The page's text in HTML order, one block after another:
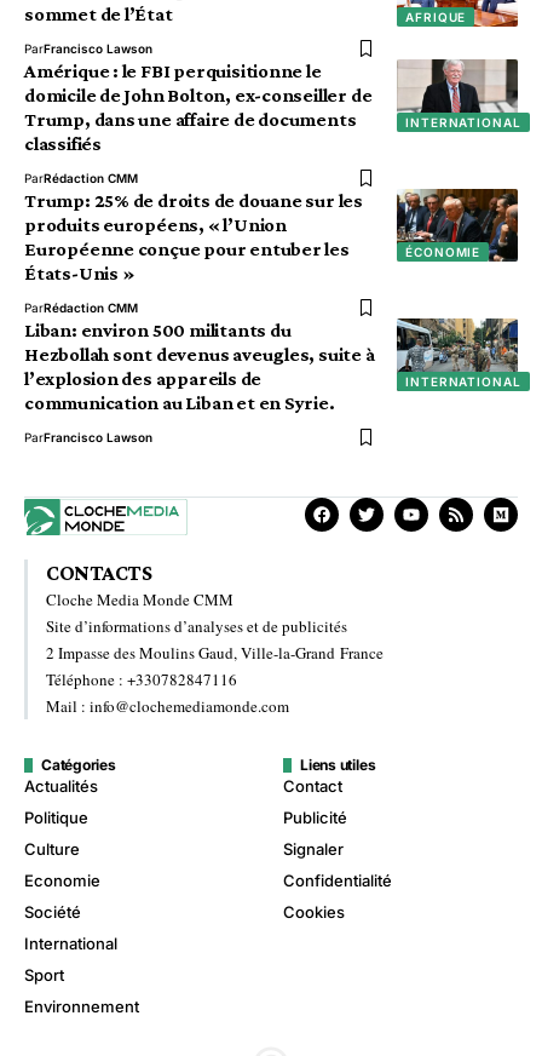
AFRIQUE
sommet de l’État
ParFrancisco Lawson
INTERNATIONAL
Amérique : le FBI perquisitionne le
domicile de John Bolton, ex-conseiller de
Trump, dans une affaire de documents
classifiés
ParRédaction CMM
ÉCONOMIE
Trump: 25% de droits de douane sur les
produits européens, « l’Union
Européenne conçue pour entuber les
États-Unis »
ParRédaction CMM
INTERNATIONAL
Liban: environ 500 militants du
Hezbollah sont devenus aveugles, suite à
l’explosion des appareils de
communication au Liban et en Syrie.
ParFrancisco Lawson
CONTACTS
Cloche Media Monde CMM
Site d’informations d’analyses et de publicités
2 Impasse des Moulins Gaud, Ville-la-Grand France
Téléphone : +330782847116
Mail : info@clochemediamonde.com
Catégories
Actualités
Politique
Culture
Economie
Société
International
Sport
Environnement
Liens utiles
Contact
Publicité
Signaler
Confidentialité
Cookies